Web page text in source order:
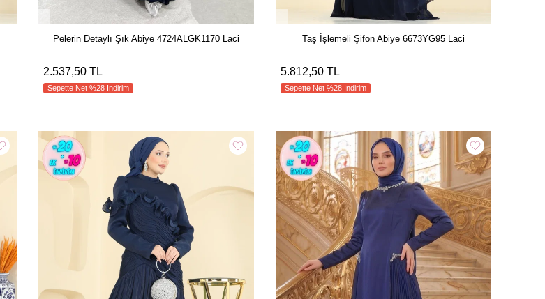
Pelerin Detaylı Şık Abiye 4724ALGK1170 Laci
2.537,50 TL
Sepette Net %28 İndirim
Taş İşlemeli Şifon Abiye 6673YG95 Laci
5.812,50 TL
Sepette Net %28 İndirim